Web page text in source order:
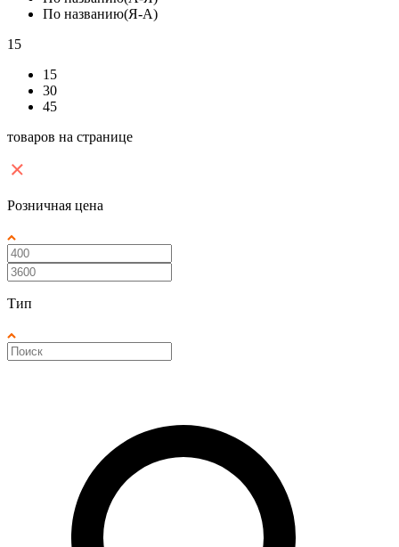
По названию(Я-А)
15
15
30
45
товаров на странице
Розничная цена
Тип